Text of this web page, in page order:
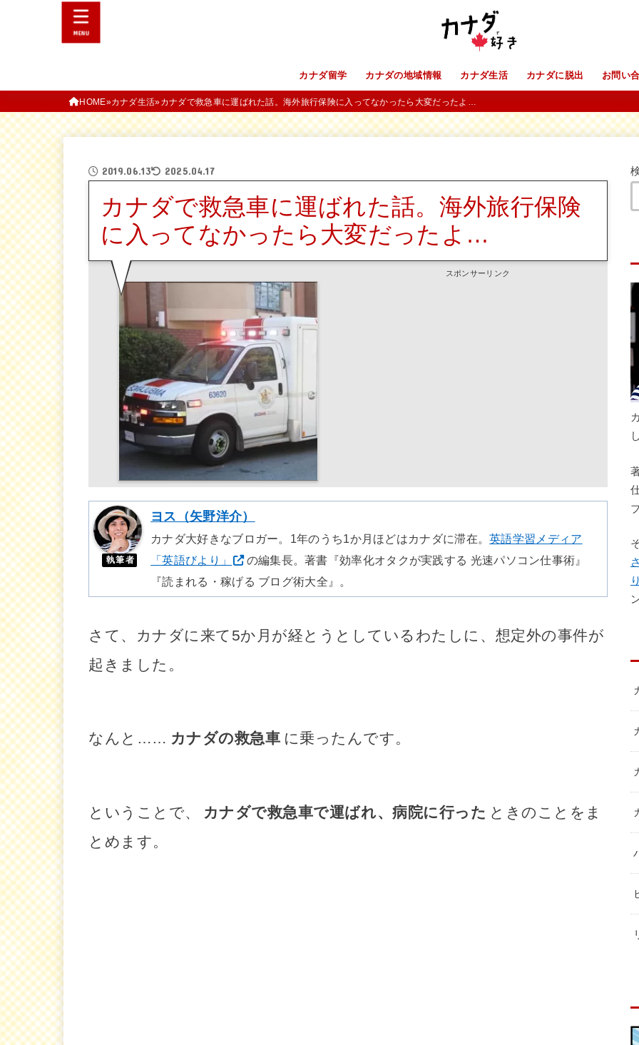
カナダ留学 カナダの地域情報 カナダ生活 カナダに脱出 お問い
MENU
HOME カナダ生活 カナダで救急車に運ばれた話。海外旅行保険に入ってなかったら大変だったよ…
2019.06.13 2025.04.17
カナダで救急車に運ばれた話。海外旅行保険
に入ってなかったら大変だったよ…
スポンサーリンク
執筆者
ヨス（矢野洋介）
カナダ大好きなブロガー。1年のうち1か月ほどはカナダに滞在。英語学習メディア
「英語びより」
の編集長。著書『効率化オタクが実践する 光速パソコン仕事術』
『読まれる・稼げる ブログ術大全』。
さて、カナダに来て5か月が経とうとしているわたしに、想定外の事件が
起きました。
なんと…… カナダの救急車 に乗ったんです。
ということで、 カナダで救急車で運ばれ、病院に行った ときのことをま
とめます。